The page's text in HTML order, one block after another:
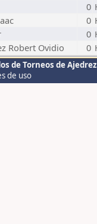
0
0
0
Robert Ovidio 0
de Torneos de Ajedrez
de uso